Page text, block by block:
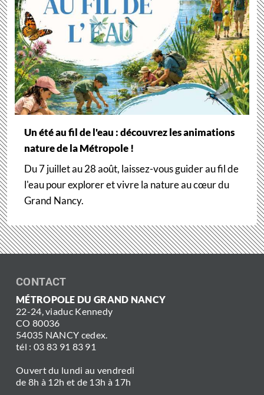
Un été au fil de l'eau : découvrez les animations
nature de la Métropole !
Du 7 juillet au 28 août, laissez-vous guider au fil de
l'eau pour explorer et vivre la nature au cœur du
Grand Nancy.
CONTACT
MÉTROPOLE DU GRAND NANCY
22-24, viaduc Kennedy
CO 80036
54035 NANCY cedex.
tél : 03 83 91 83 91
Ouvert du lundi au vendredi
de 8h à 12h et de 13h à 17h